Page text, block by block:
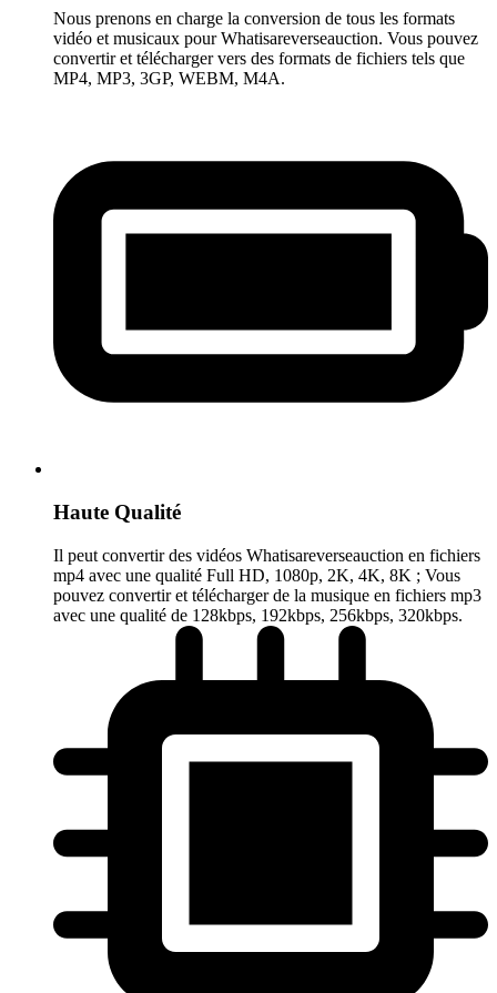
Nous prenons en charge la conversion de tous les formats
vidéo et musicaux pour Whatisareverseauction. Vous pouvez
convertir et télécharger vers des formats de fichiers tels que
MP4, MP3, 3GP, WEBM, M4A.
Haute Qualité
Il peut convertir des vidéos Whatisareverseauction en fichiers
mp4 avec une qualité Full HD, 1080p, 2K, 4K, 8K ; Vous
pouvez convertir et télécharger de la musique en fichiers mp3
avec une qualité de 128kbps, 192kbps, 256kbps, 320kbps.